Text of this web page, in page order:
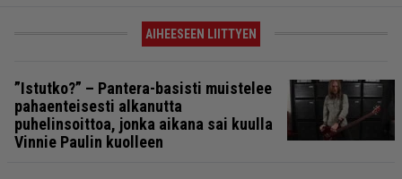
AIHEESEEN LIITTYEN
”Istutko?” – Pantera-basisti muistelee
pahaenteisesti alkanutta
puhelinsoittoa, jonka aikana sai kuulla
Vinnie Paulin kuolleen